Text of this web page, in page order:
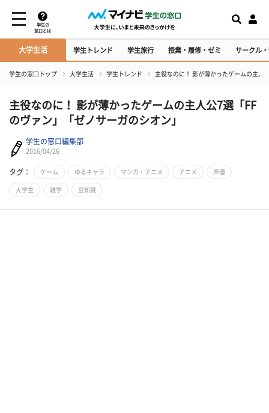
学生の
窓口とは
大学生活 学生トレンド 学生旅行 授業・履修・ゼミ サークル
学生の窓口トップ 大学生活 学生トレンド 主役なのに！ 影が薄かったゲームの主人
主役なのに！ 影が薄かったゲームの主人公7選「FF
のヴァン」「ゼノサーガのシオン」
学生の窓口編集部
2016/04/26
タグ： ゲーム ゆるキャラ マンガ・アニメ アニメ 声優
大学生 雑学 豆知識